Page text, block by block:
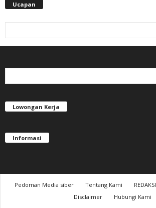
Ucapan
Lowongan Kerja
Informasi
Pedoman Media siber Tentang Kami REDAKSI
Disclaimer
Hubungi Kami